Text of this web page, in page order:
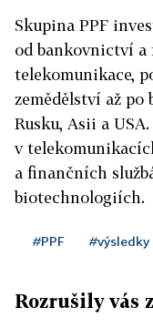
Skupina PPF
od bankovnictví a
telekomunikace,
zemědělství až po
Rusku, Asii a
v
a finančních
biotechnologiích.
#PPF #výsledky
Rozrušily vás